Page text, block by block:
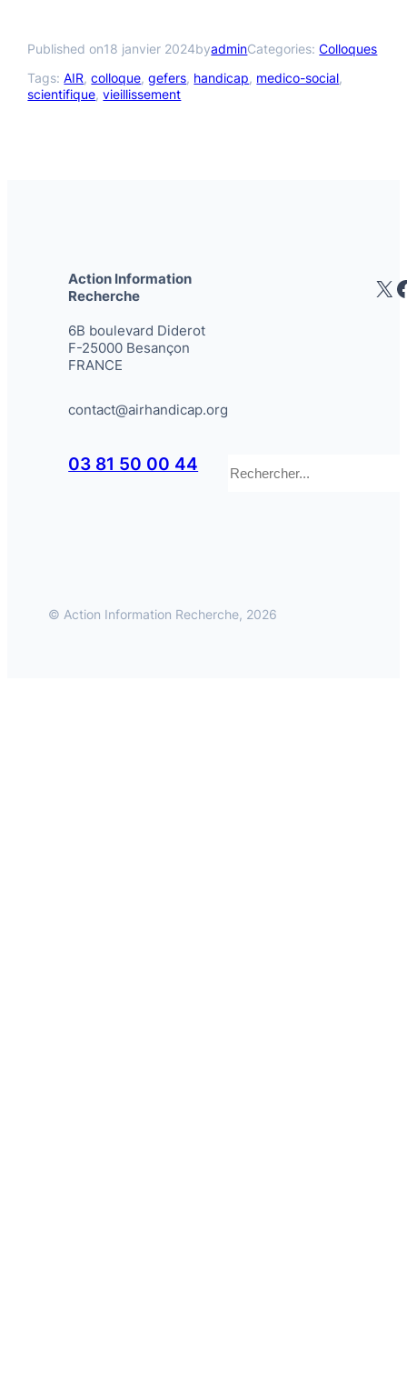
Published on18 janvier 2024byadminCategories:Colloques
Tags:AIR, colloque, gefers, handicap, medico-social
scientifique, vieillissement
Action Information
Recherche
6B boulevard Diderot
F-25000 Besançon
FRANCE
contact@airhandicap.org
03 81 50 00 44
X
© Action Information Recherche, 2026